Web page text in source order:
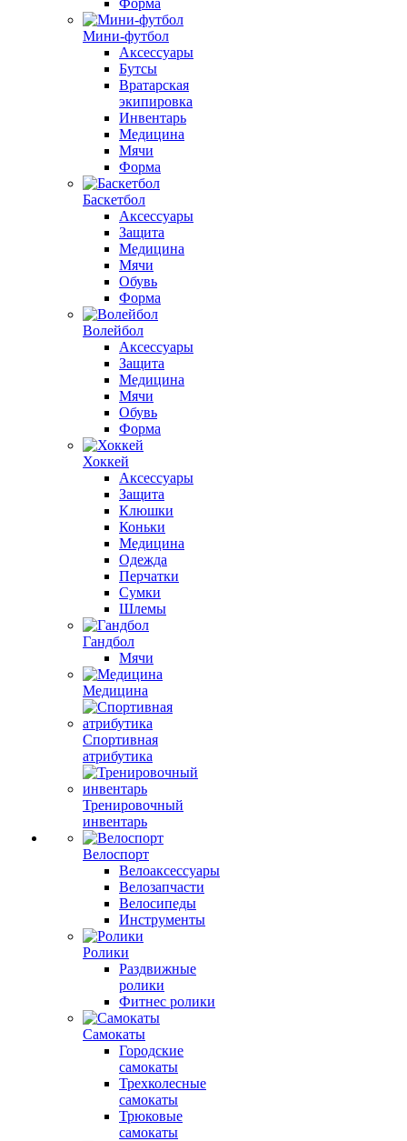
Форма
Мини-футбол
Аксессуары
Бутсы
Вратарская
экипировка
Инвентарь
Медицина
Мячи
Форма
Баскетбол
Аксессуары
Защита
Медицина
Мячи
Обувь
Форма
Волейбол
Аксессуары
Защита
Медицина
Мячи
Обувь
Форма
Хоккей
Аксессуары
Защита
Клюшки
Коньки
Медицина
Одежда
Перчатки
Сумки
Шлемы
Гандбол
Мячи
Медицина
Спортивная
атрибутика
Тренировочный
инвентарь
Велоспорт
Велоаксессуары
Велозапчасти
Велосипеды
Инструменты
Ролики
Раздвижные
ролики
Фитнес ролики
Самокаты
Городские
самокаты
Трехколесные
самокаты
Трюковые
самокаты